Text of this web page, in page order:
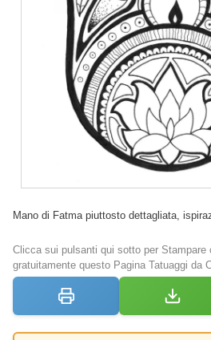
Mano di Fatma piuttosto dettagliata,
Clicca sui pulsanti qui sotto per Stampare
gratuitamente questo Pagina Tatuaggi da